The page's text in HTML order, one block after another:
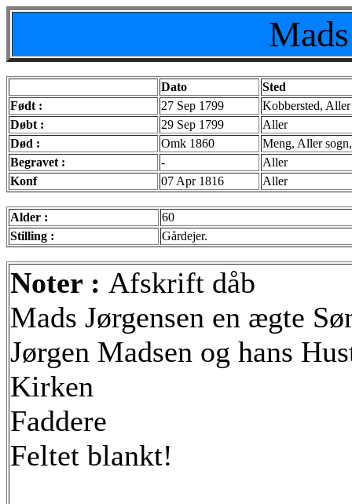
Dato
Sted
Født :
27 Sep 1799
Kobbersted,
Døbt :
29 Sep 1799
Aller
Død :
Omk 1860
Meng, Aller
Begravet :
-
Aller
Konf
07 Apr 1816 Aller
Alder :
60
Stilling :
Gårdejer.
Noter : Afskrift dåb
Mads Jørgensen en ægte
Jørgen Madsen og hans
Kirken
Faddere
Feltet blankt!